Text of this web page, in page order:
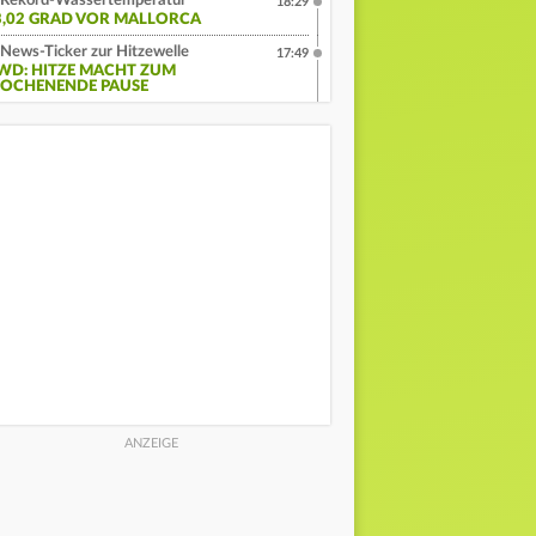
GRAD VOR MALLORCA
News-Ticker zur Hitzewelle
HITZE MACHT ZUM
PAUSE
17:49